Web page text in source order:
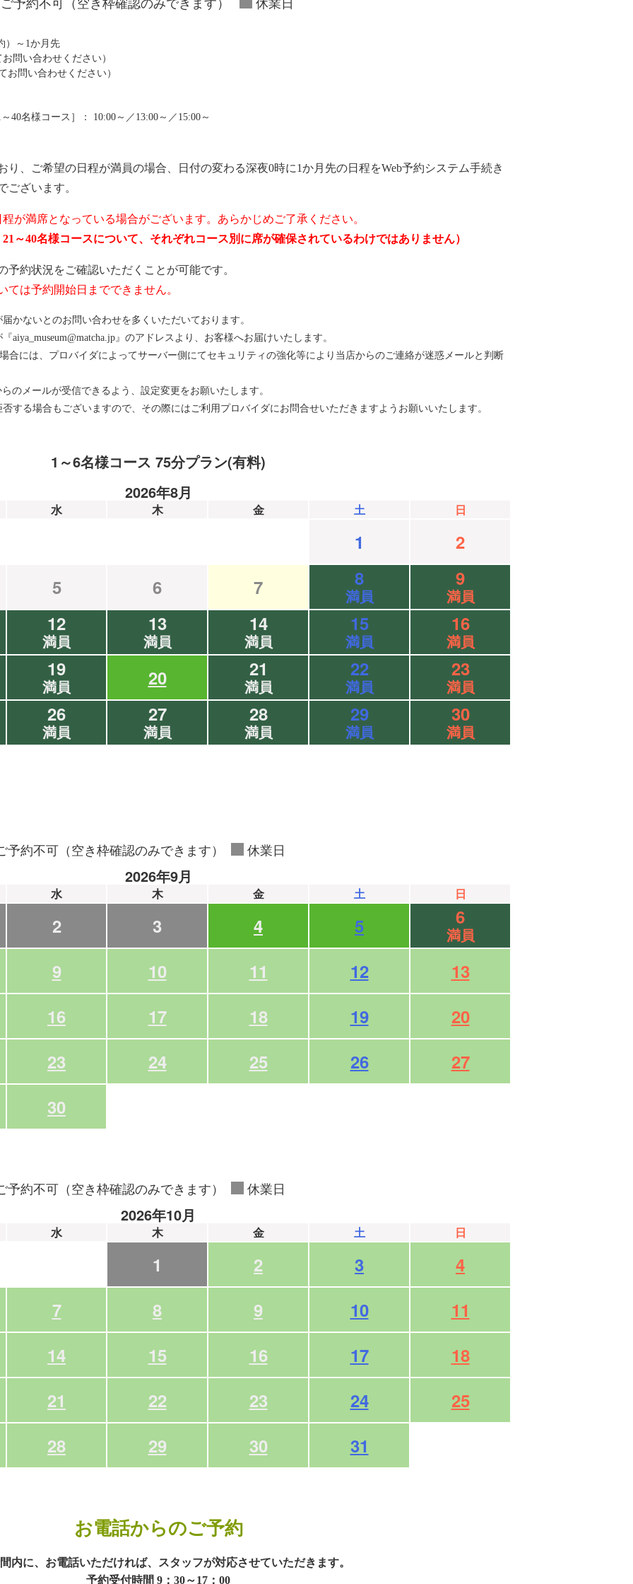
ご予約不可（空き枠確認のみできます） 休業日
）～1か月先
問い合わせください）
お問い合わせください）
40名様コース］： 10:00～／13:00～／15:00～
、ご希望の日程が満員の場合、日付の変わる深夜0時に1か月先の日程をWeb予約システム手続き
ございます。
が満席となっている場合がございます。あらかじめご了承ください。
～40名様コースについて、それぞれコース別に席が確保されているわけではありません）
約状況をご確認いただくことが可能です。
は予約開始日までできません。
かないとのお問い合わせを多くいただいております。
』のアドレスより、お客様へお届けいたします。
合には、プロバイダによってサーバー側にてセキュリティの強化等により当店からのご連絡が迷惑メールと判断
のメールが受信できるよう、設定変更をお願いたします。
する場合もございますので、その際にはご利用プロバイダにお問合せいただきますようお願いいたします。
1～6名様コース 75分プラン(有料)
2026年8月
水 木 金 土 日
1
2
5
6 7 8
満員
9
満員
12
満員
13
満員
14
満員
15
満員
16
満員
19
満員 20 21
満員
22
満員
23
満員
26
満員
27
満員
28
満員
29
満員
30
満員
予約不可（空き枠確認のみできます） 休業日
2026年9月
水 木 金 土 日
2 3 4 5 6
満員
9 10 11 12
13
16
17 18 19
20
23
24 25 26
27
30
予約不可（空き枠確認のみできます） 休業日
2026年10月
水 木 金 土 日
1 2 3
4
7
8 9 10
11
14
15 16 17
18
21
22 23 24
25
28
29 30 31
お電話からのご予約
内に、お電話いただければ、スタッフが対応させていただきます。
予約受付時間 9：30～17：00